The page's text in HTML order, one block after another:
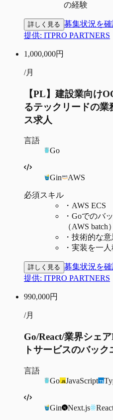
の経験
詳しく見る 募集状況を
提供: ITPRO PARTNERS
1,000,000円
/月
【PL】建設業向け
るテックリードの
ス求人
言語
Go
Gin AWS
必須スキル
・ AWS ECS
・ Goでのバ
（AWS
・ 技術的な意
・ 実装を一
詳しく見る 募集状況を
提供: ITPRO PARTNERS
990,000円
/月
Go/React/業界シェ
トサービスのバッ
言語
Go
JavaScript
Gin Next.js